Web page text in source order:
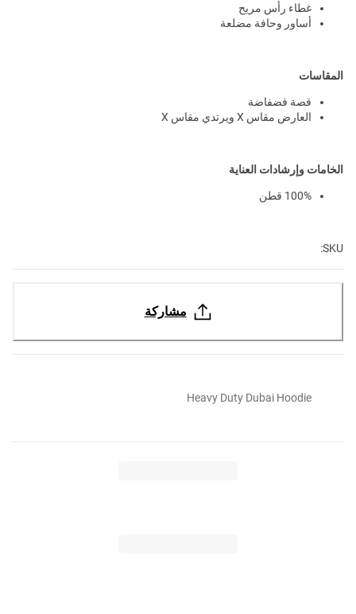
غطاء رأس مريح
أساور وحافة مضلعة
المقاسات
قصة فضفاضة
العارض مقاس X ويرتدي مقاس X
الخامات وإرشادات العناية
100% قطن
SKU:
مشاركة
Heavy Duty Dubai Hoodie